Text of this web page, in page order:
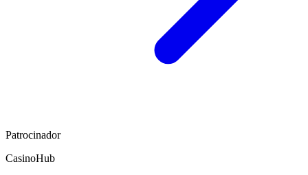
Patrocinador
CasinoHub